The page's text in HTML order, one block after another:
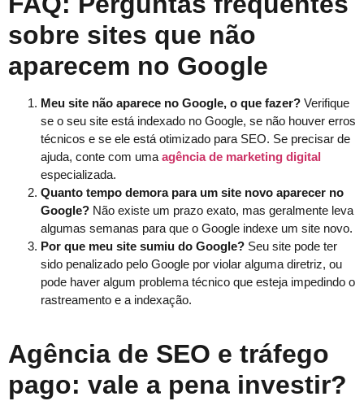
sobre sites que não
aparecem no Google
Meu site não aparece no Google, o que fazer? Verifique
se o seu site está indexado no Google, se não houver erros
técnicos e se ele está otimizado para SEO. Se precisar de
ajuda, conte com uma agência de marketing digital
especializada.
Quanto tempo demora para um site novo aparecer no
Google? Não existe um prazo exato, mas geralmente leva
algumas semanas para que o Google indexe um site novo.
Por que meu site sumiu do Google? Seu site pode ter
sido penalizado pelo Google por violar alguma diretriz, ou
pode haver algum problema técnico que esteja impedindo o
rastreamento e a indexação.
Agência de SEO e tráfego
pago: vale a pena investir?